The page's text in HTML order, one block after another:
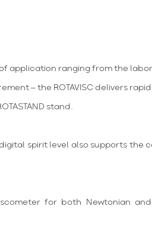
واحد فروش شرکت شناساپرتوژن
of application ranging from the
– the ROTAVISC delivers
stand.
spirit level also supports
for both Newtonian